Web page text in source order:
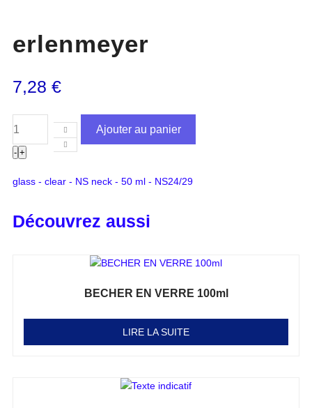
erlenmeyer
7,28 €
- +
Ajouter au panier
glass - clear - NS neck - 50 ml - NS24/29
Découvrez aussi
BECHER EN VERRE 100ml
LIRE LA SUITE